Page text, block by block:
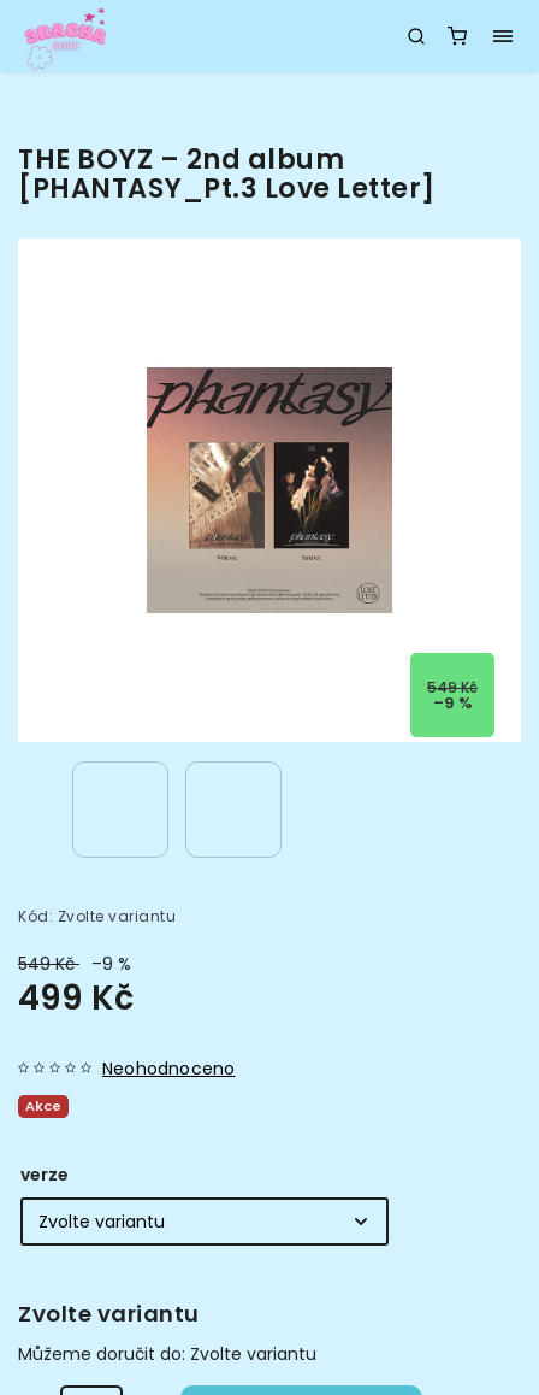
THE BOYZ – 2nd album
[PHANTASY_Pt.3 Love Letter]
549 Kč
–9 %
Kód: Zvolte variantu
549 Kč –9 %
499 Kč
Akce
Neohodnoceno
verze
Zvolte variantu
Můžeme doručit do: Zvolte variantu